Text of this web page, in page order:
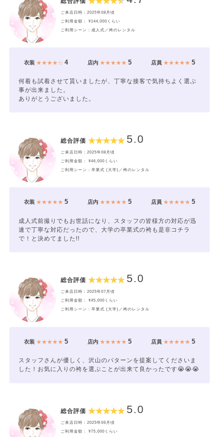
ご来店日時：2025年08月頃
ご利用金額： ¥144,000くらい
ご利用シーン：成人式／袴のレンタル
衣装★★★★☆ 4 店内★★★★★ 5 店員 ★★★★★5
何着も試着させて貰いましたが、丁寧な接客で気持ちよく選ぶ
事が出来ました。
ありがとうございました。
総合評価 5.0
ご来店日時：2025年08月頃
ご利用金額： ¥46,000くらい
ご利用シーン：卒業式 (大学)／袴のレンタル
衣装★★★★★ 5 店内★★★★★ 5 店員 ★★★★★5
成人式前撮りでもお世話になり、スタッフの皆様方の対応が迅
速で丁寧な対応だったので、大学の卒業式の袴も是非コチラ
で！と決めてました!!
総合評価 5.0
ご来店日時：2025年07月頃
ご利用金額： ¥45,000くらい
ご利用シーン：卒業式 (大学)／袴のレンタル
衣装★★★★★ 5 店内★★★★★ 5 店員 ★★★★★5
スタッフさんが優しく、沢山のパターンを提案してくださいま
した！お気に入りの袴を選ぶことが出来て良かったです😭😭😭
総合評価 5.0
ご来店日時：2025年06月頃
ご利用金額： ¥75,000くらい